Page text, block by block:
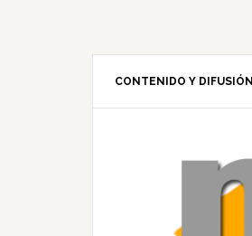
CONTENIDO Y DIFUSIÓN